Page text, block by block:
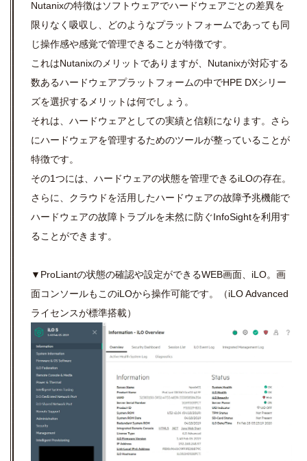
Nutanixの特徴はソフトウェアでハードウェアごとの差異を
限りなく吸収し、どのようなプラットフォームであっても同
じ操作感や感覚で管理できることが特徴です。
これはNutanixのメリットでありますが、Nutanixが対応する
数あるハードウェアプラットフォームの中でHPE DXシリー
ズを選択するメリットは何でしょう。
それは、ハードウェアとしての実績と信頼になります。さら
にハードウェアを管理するためのツールが整っていることが
特徴です。
その1つには、ハードウェアの状態を管理できるiLOの存在。
さらに、クラウドを活用したハードウェアの故障予兆機能で
ハードウェアの故障トラブルを未然に防ぐInfoSightを利用す
ることができます。
▼ProLiantの状態の確認や設定ができるWEB画面、iLO。画
面コンソールもこのiLOから操作可能です。（iLO Advanced
ライセンスが標準搭載）